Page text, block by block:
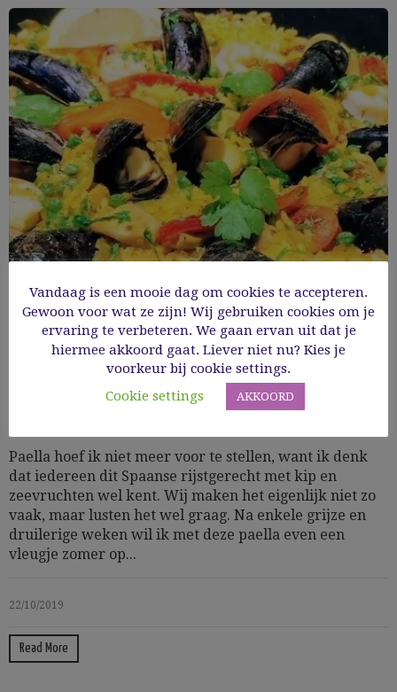
Paella
Cooking Time: 60
Zeevruchten
Paella hoef ik niet meer voor te stellen, want ik denk
dat iedereen dit Spaanse rijstgerecht met kip en
zeevruchten wel kent. Wij maken het eigenlijk niet zo
vaak, maar lusten het wel graag. Na enkele grijze en
druilerige weken wil ik met deze paella even een
vleugje zomer op...
22/10/2019
Read More
Vandaag is een mooie dag om cookies te accepteren.
Gewoon voor wat ze zijn! Wij gebruiken cookies om je
ervaring te verbeteren. We gaan ervan uit dat je
hiermee akkoord gaat. Liever niet nu? Kies je
voorkeur bij cookie settings.
Cookie settings
AKKOORD